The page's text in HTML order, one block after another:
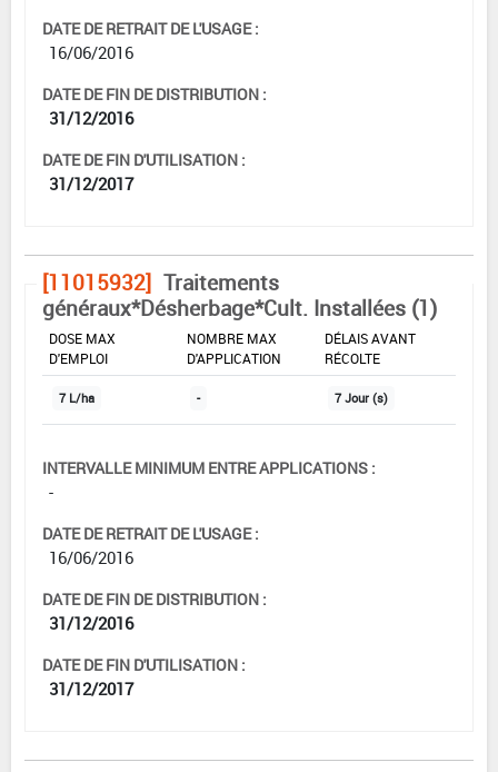
DATE DE RETRAIT DE L'USAGE :
16/06/2016
DATE DE FIN DE DISTRIBUTION :
31/12/2016
DATE DE FIN D'UTILISATION :
31/12/2017
[11015932] Traitements
généraux*Désherbage*Cult. Installées (1)
DOSE MAX
D'EMPLOI
NOMBRE MAX
D'APPLICATION
DÉLAIS AVANT
RÉCOLTE
7 L/ha - 7 Jour (s)
INTERVALLE MINIMUM ENTRE APPLICATIONS :
-
DATE DE RETRAIT DE L'USAGE :
16/06/2016
DATE DE FIN DE DISTRIBUTION :
31/12/2016
DATE DE FIN D'UTILISATION :
31/12/2017